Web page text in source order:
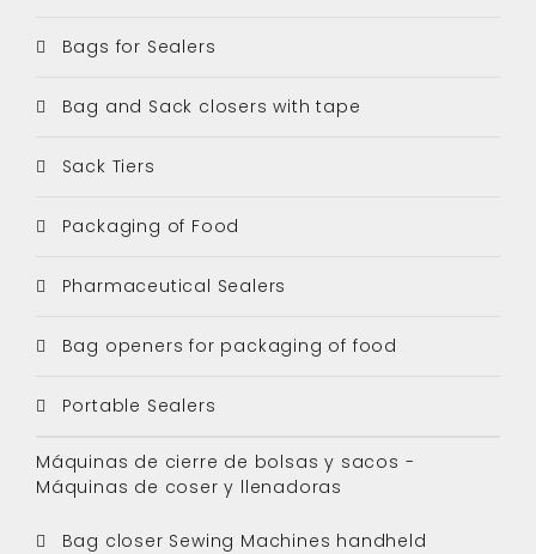
Bags for Sealers
Bag and Sack closers with tape
Sack Tiers
Packaging of Food
Pharmaceutical Sealers
Bag openers for packaging of food
Portable Sealers
Máquinas de cierre de bolsas y sacos -
Máquinas de coser y llenadoras
Bag closer Sewing Machines handheld